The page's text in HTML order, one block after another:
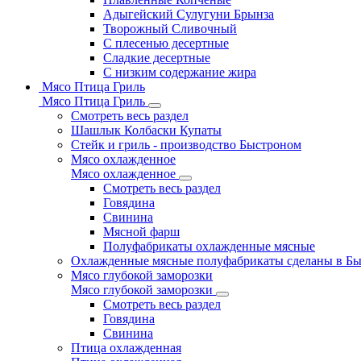
Адыгейский Сулугуни Брынза
Творожный Сливочный
С плесенью десертные
Сладкие десертные
С низким содержание жира
Мясо Птица Гриль
Мясо Птица Гриль
Смотреть весь раздел
Шашлык Колбаски Купаты
Стейк и гриль - производство Быстроном
Мясо охлажденное
Мясо охлажденное
Смотреть весь раздел
Говядина
Свинина
Мясной фарш
Полуфабрикаты охлажденные мясные
Охлажденные мясные полуфабрикаты сделаны в
Мясо глубокой заморозки
Мясо глубокой заморозки
Смотреть весь раздел
Говядина
Свинина
Птица охлажденная